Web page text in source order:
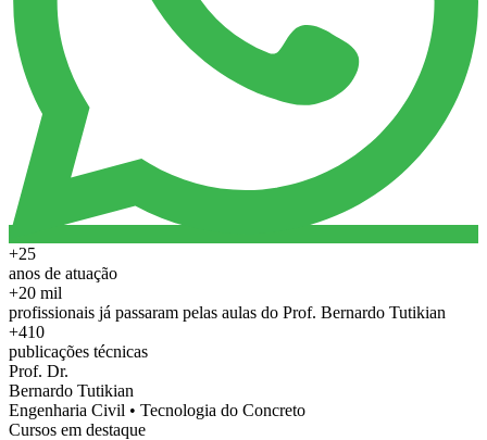
+25
anos de atuação
+20 mil
profissionais já passaram pelas aulas do Prof. Bernardo Tutikian
+410
publicações técnicas
Prof. Dr.
Bernardo Tutikian
Engenharia Civil • Tecnologia do Concreto
Cursos em destaque